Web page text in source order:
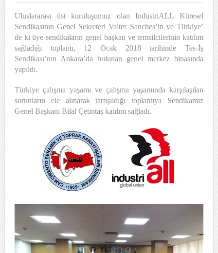
Uluslararası üst kuruluşumuz olan IndustriALL Küresel
Sendikasının Genel Sekreteri Valter Sanches’in ve Türkiye’
de ki üye sendikaların genel başkan ve temsilcilerinin katılım
sağladığı toplantı, 12 Ocak 2018 tarihinde Tes-İş
Sendikası’nın Ankara’da bulunan genel merkez binasında
yapıldı.
Türkiye çalışma yaşamı ve çalışma yaşamında karşılaşılan
sorunların ele alınarak tartışıldığı toplantıya Sendikamız
Genel Başkanı Bilal Çetintaş katılım sağladı.